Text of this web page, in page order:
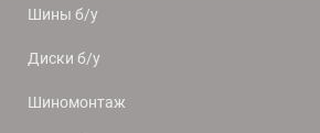
Шины б/у
Диски б/у
Шиномонтаж